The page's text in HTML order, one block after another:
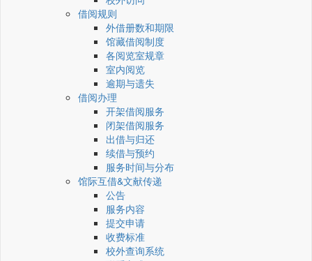
借阅规则
外借册数和期限
馆藏借阅制度
各阅览室规章
室内阅览
逾期与遗失
借阅办理
开架借阅服务
闭架借阅服务
出借与归还
续借与预约
服务时间与分布
馆际互借&文献传递
公告
服务内容
提交申请
收费标准
校外查询系统